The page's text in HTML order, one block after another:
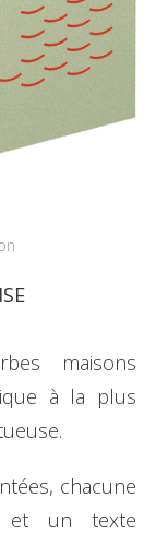
maisons
à la plus
chacune
et un texte